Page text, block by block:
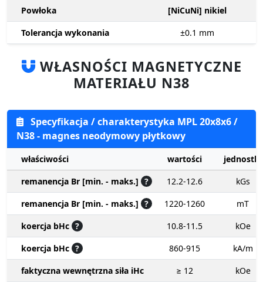
Powłoka
[NiCuNi] nikiel
Tolerancja wykonania
±0.1 mm
WŁASNOŚCI MAGNETYCZNE
MATERIAŁU N38
Specyfikacja / charakterystyka MPL 20x8x6 /
N38 - magnes neodymowy płytkowy
właściwości wartości
jednostki
remanencja Br [min. - maks.] ? 12.2-12.6
kGs
remanencja Br [min. - maks.] ? 1220-1260
mT
koercja bHc ? 10.8-11.5
kOe
koercja bHc ? 860-915
kA/m
faktyczna wewnętrzna siła iHc
≥ 12
kOe